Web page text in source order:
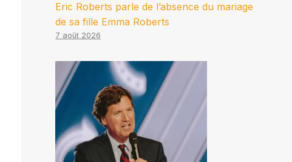
Eric Roberts parle de l’absence du mariage
de sa fille Emma Roberts
7 août 2026